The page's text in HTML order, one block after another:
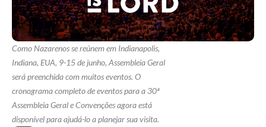
Como Nazarenos se reúnem em Indianapolis,
Indiana, EUA, 9-15 de junho, Assembleia Geral
será preenchida com muitos eventos. O
cronograma completo de eventos para a 30ª
Assembleia Geral e Convenções agora está
disponível para ajudá-lo a planejar sua visita.